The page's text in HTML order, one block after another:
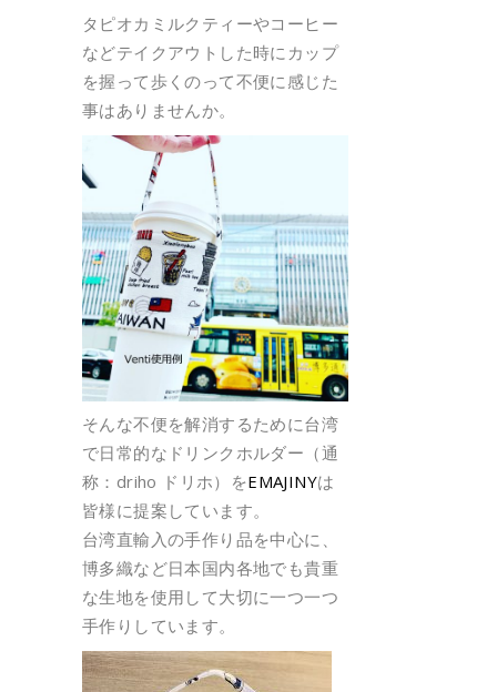
タピオカミルクティーやコーヒー
などテイクアウトした時にカップ
を握って歩くのって不便に感じた
事はありませんか。
そんな不便を解消するために台湾
で日常的なドリンクホルダー（通
称：driho ドリホ）をEMAJINYは
皆様に提案しています。
台湾直輸入の手作り品を中心に、
博多織など日本国内各地でも貴重
な生地を使用して大切に一つ一つ
手作りしています。